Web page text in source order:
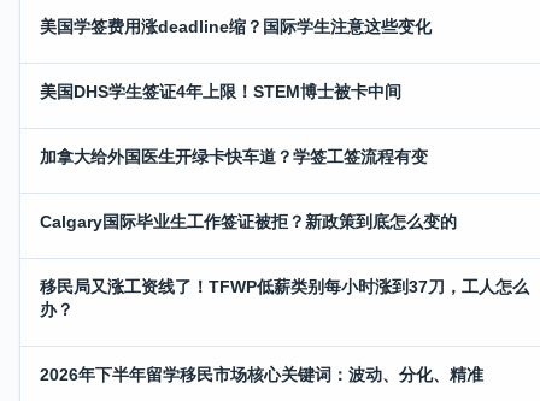
美国学签费用涨deadline缩？国际学生注意这些变化
美国DHS学生签证4年上限！STEM博士被卡中间
加拿大给外国医生开绿卡快车道？学签工签流程有变
Calgary国际毕业生工作签证被拒？新政策到底怎么变的
移民局又涨工资线了！TFWP低薪类别每小时涨到37刀，工人怎么
办？
2026年下半年留学移民市场核心关键词：波动、分化、精准